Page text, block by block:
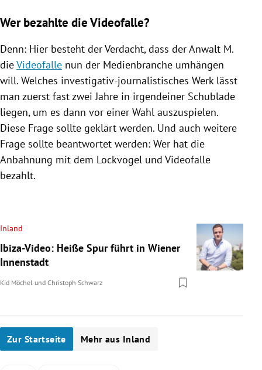
Wer bezahlte die Videofalle?
Denn: Hier besteht der Verdacht, dass der Anwalt M.
dieVideofalle nun der Medienbranche umhängen
will. Welches investigativ-journalistisches Werk lässt
man zuerst fast zwei Jahre in irgendeiner Schublade
liegen, um es dann vor einer Wahl auszuspielen.
Diese Frage sollte geklärt werden. Und auch weitere
Frage sollte beantwortet werden: Wer hat die
Anbahnung mit dem Lockvogel und Videofalle
bezahlt.
Inland
Ibiza-Video: Heiße Spur führt in Wiener
Innenstadt
Kid Möchel und Christoph Schwarz
Zur Startseite Mehr aus Inland